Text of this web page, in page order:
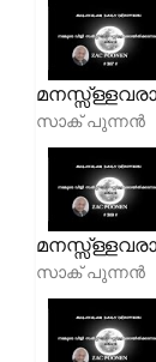
സാക് പുന്നൻ
സാക് പുന്നൻ